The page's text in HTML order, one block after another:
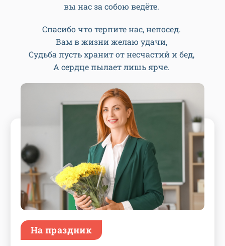
вы нас за собою ведёте.
Спасибо что терпите нас, непосед.
Вам в жизни желаю удачи,
Судьба пусть хранит от несчастий и бед,
А сердце пылает лишь ярче.
На праздник